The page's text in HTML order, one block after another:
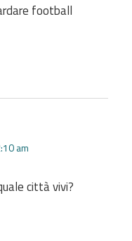
football
am
città vivi?